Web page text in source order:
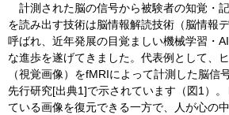
計測された脳の信号から被験者の知覚・
を読み出す技術は脳情報解読技術（脳情報
呼ばれ、近年発展の目覚ましい機械学習・
な進歩を遂げてきました。代表例として、
（視覚画像）をfMRIによって計測した脳信
先行研究[出典1]で示されています（図1）
ている画像を復元できる一方で、人が心の